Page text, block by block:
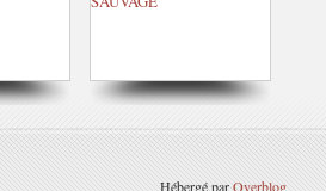
Hébergé parOverblog